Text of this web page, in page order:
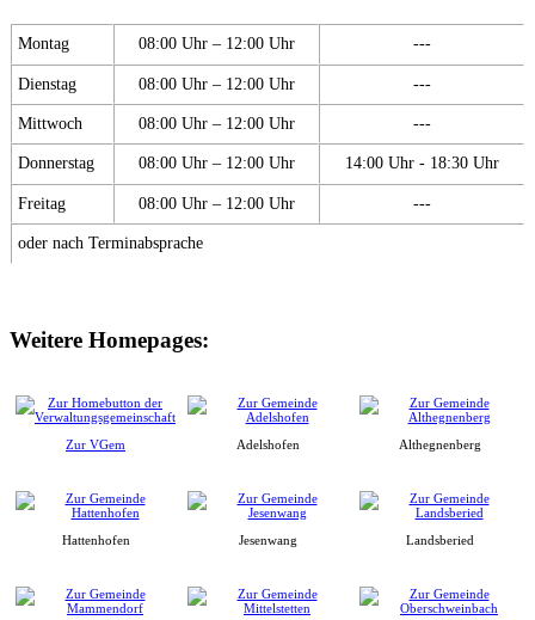
Montag 08:00 Uhr – 12:00 Uhr ---
Dienstag 08:00 Uhr – 12:00 Uhr ---
Mittwoch 08:00 Uhr – 12:00 Uhr ---
Donnerstag 08:00 Uhr – 12:00 Uhr 14:00 Uhr - 18:30 Uhr
Freitag 08:00 Uhr – 12:00 Uhr ---
oder nach Terminabsprache
Weitere Homepages:
Zur VGem Adelshofen Althegnenberg
Hattenhofen Jesenwang Landsberied